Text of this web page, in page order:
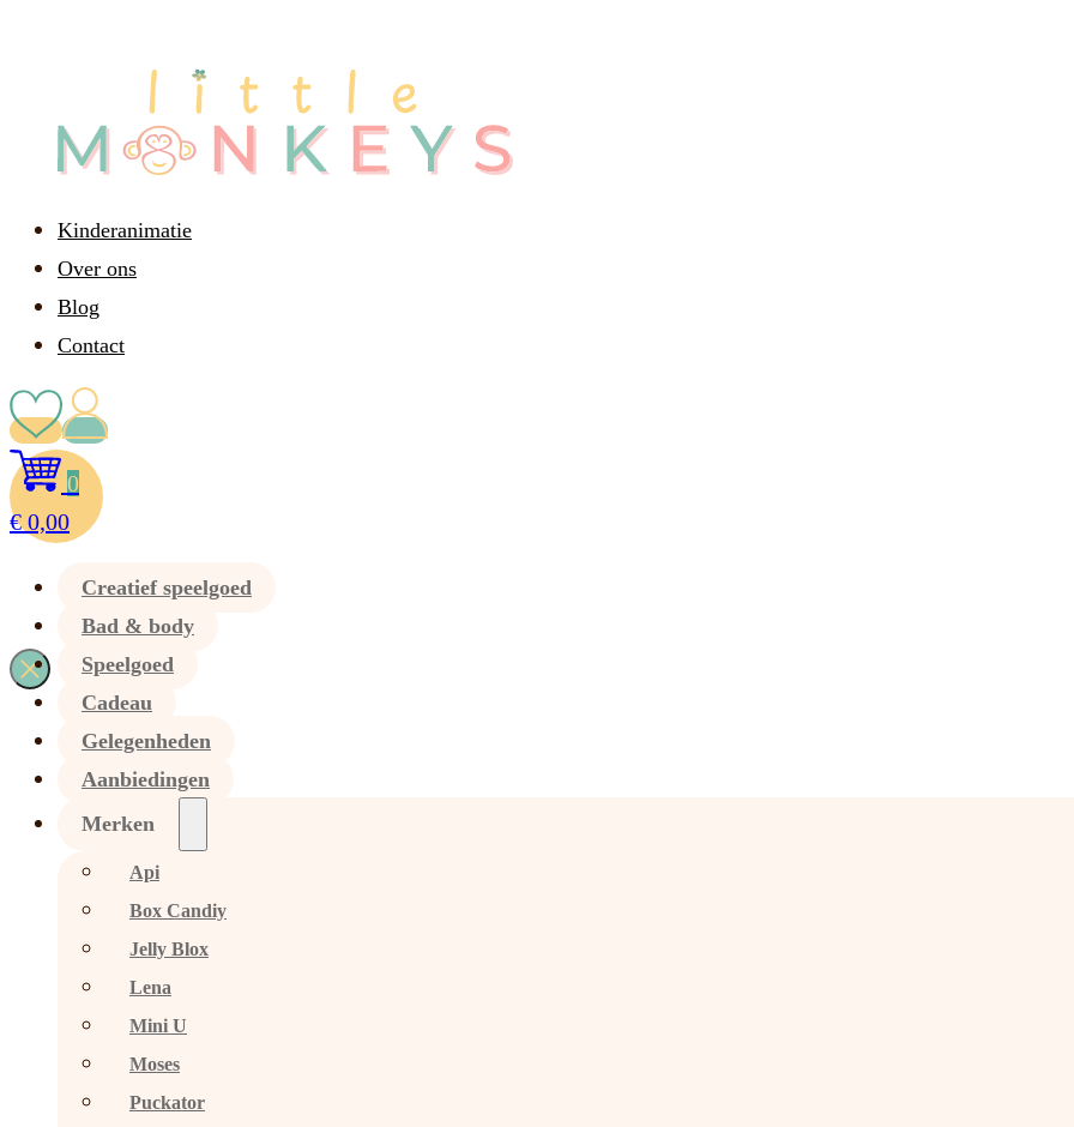
Kinderanimatie
Over ons
Blog
Contact
0
€0,00
Creatief speelgoed
Bad & body
Speelgoed
Cadeau
Gelegenheden
Aanbiedingen
Merken
Api
Box Candiy
Jelly Blox
Lena
Mini U
Moses
Puckator